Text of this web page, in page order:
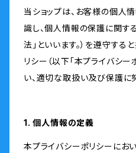
当ショップは、お客様の個人
識し、個人情報の保護に関す
法」といいます。）を遵守する
リシー（以下「本プライバシー
い、適切な取扱い及び保護に
1. 個人情報の定義
本プライバシーポリシーにお